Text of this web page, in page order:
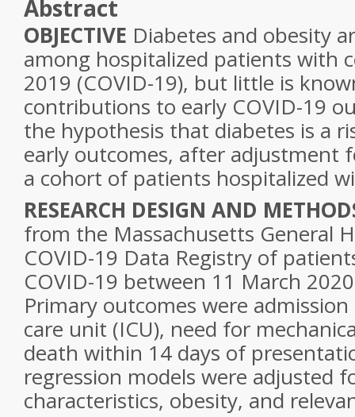
Abstract
OBJECTIVE Diabetes and obesity
among hospitalized patients with
2019 (COVID-19), but little is
contributions to early COVID-19
the hypothesis that diabetes is a
early outcomes, after adjustment
a cohort of patients hospitalized
RESEARCH DESIGN AND
from the Massachusetts General
COVID-19 Data Registry of
COVID-19 between 11 March
Primary outcomes were
care unit (ICU), need for
death within 14 days of
regression models were adjusted
characteristics, obesity, and